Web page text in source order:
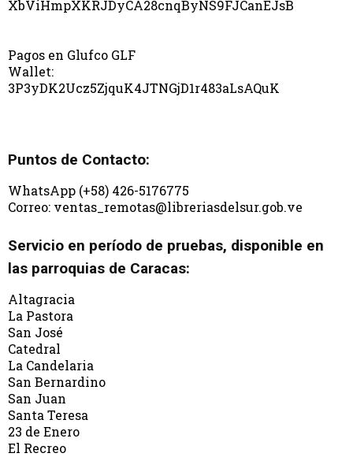
XbViHmpXKRJDyCA28cnqByNS9FJCanEJsB
Pagos en Glufco GLF
Wallet:
3P3yDK2Ucz5ZjquK4JTNGjD1r483aLsAQuK
Puntos de Contacto:
WhatsApp (+58) 426-5176775
Correo: ventas_remotas@libreriasdelsur.gob.ve
Servicio en período de pruebas, disponible en
las parroquias de Caracas:
Altagracia
La Pastora
San José
Catedral
La Candelaria
San Bernardino
San Juan
Santa Teresa
23 de Enero
El Recreo